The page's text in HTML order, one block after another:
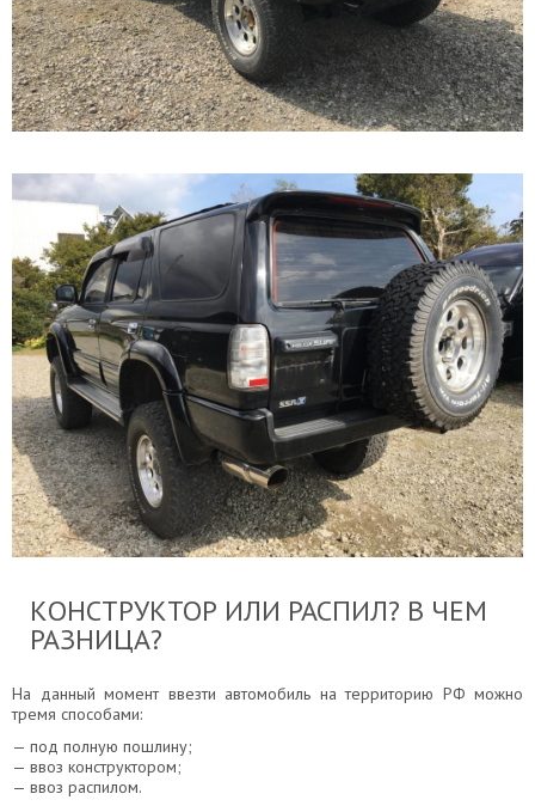
КОНСТРУКТОР ИЛИ РАСПИЛ? В ЧЕМ
РАЗНИЦА?
На данный момент ввезти автомобиль на территорию РФ можно
тремя способами:
— под полную пошлину;
— ввоз конструктором;
— ввоз распилом.